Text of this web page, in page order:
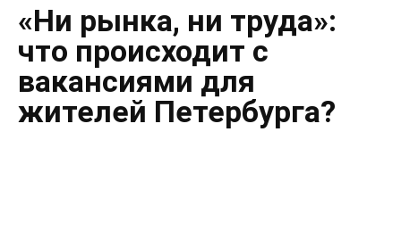
«Ни рынка, ни труда»:
что происходит с
вакансиями для
жителей Петербурга?